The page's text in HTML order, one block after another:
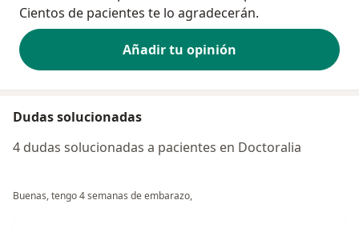
Cientos de pacientes te lo agradecerán.
Añadir tu opinión
Dudas solucionadas
4 dudas solucionadas a pacientes en Doctoralia
Buenas, tengo 4 semanas de embarazo,